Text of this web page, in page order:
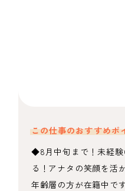
この仕事のおすすめポ
◆8月中旬まで！未経
る！アナタの笑顔を活
年齢層の方が在籍中で